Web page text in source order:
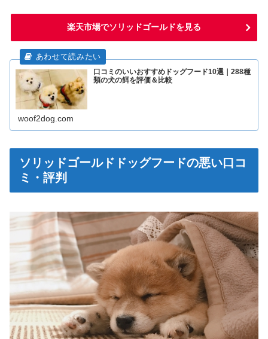
楽天市場でソリッドゴールドを見る
口コミのいいおすすめドッグフード10選｜288種
類の犬の餌を評価＆比較
woof2dog.com
ソリッドゴールドドッグフードの悪い口コ
ミ・評判